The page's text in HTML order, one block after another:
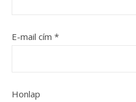
E-mail cím *
Honlap